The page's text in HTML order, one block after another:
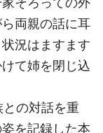
両親の話に耳
況はますます
て姉を閉じ込
の対話を重
を記録した本